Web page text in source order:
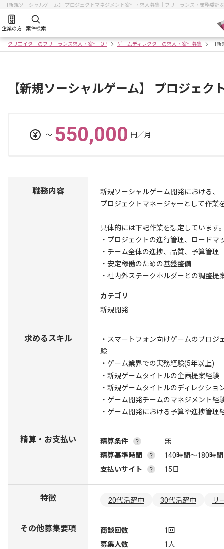
【新規ソーシャルゲーム】 プロジェクトマネジメント案件・求人募集｜フリーランス・業務委託
企業の方 案件検索
クリエイターのフリーランス求人・案件TOP ゲームディレクターの求人・案件募集 【
【新規ソーシャルゲーム】 プロジェク
〜 550,000 円／月
職務内容
新規ソーシャルゲーム開発における、
プロジェクトマネージャーとして作業
具体的には下記作業を想定しています
・プロジェクトの進行管理、ロードマ
・チーム全体の進捗、品質、予算管理
・安定稼働のための基盤整備
・社内外ステークホルダーとの調整提
カテゴリ
新規開発
求めるスキル
・スマートフォン向けゲームのプロ
験
・ゲーム業界での実務経験(5年以上)
・新規ゲームタイトルの企画提案経験
・新規ゲームタイトルのディレクショ
・ゲーム開発チームのマネジメント経
・ゲーム開発における予算や進捗管理
精算・お支払い 精算条件
無
精算基準時間
140時間〜180時間
支払いサイト
15日
特徴 20代活躍中 30代活躍中 リ
その他募集要項 商談回数
1回
募集人数
1人